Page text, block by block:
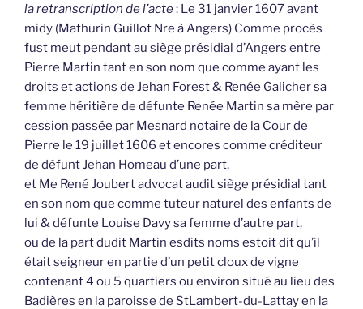
la retranscription de l’acte: Le 31 janvier 1607 avant
midy (Mathurin Guillot Nre à Angers) Comme procès
fust meut pendant au siège présidial d’Angers entre
Pierre Martin tant en son nom que comme ayant les
droits et actions de Jehan Forest & Renée Galicher sa
femme héritière de défunte Renée Martin sa mère par
cession passée par Mesnard notaire de la Cour de
Pierre le 19 juillet 1606 et encores comme créditeur
de défunt Jehan Homeau d’une part,
et Me René Joubert advocat audit siège présidial tant
en son nom que comme tuteur naturel des enfants de
lui & défunte Louise Davy sa femme d’autre part,
ou de la part dudit Martin esdits noms estoit dit qu’il
était seigneur en partie d’un petit cloux de vigne
contenant 4 ou 5 quartiers ou environ situé au lieu des
Badières en la paroisse de StLambert-du-Lattay en la